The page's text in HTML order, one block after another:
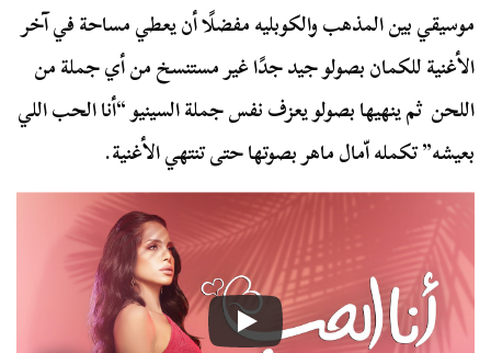
موسيقي بين المذهب والكوبليه مفضلًا أن يعطي مساحة في آخر
الأغنية للكمان بصولو جيد جدًا غير مستنسخ من أي جملة من
اللحن ثم ينهيها بصولو يعزف نفس جملة السينيو “أنا الحب اللي
بعيشه” تكمله اّمال ماهر بصوتها حتى تنتهي الأغنية.